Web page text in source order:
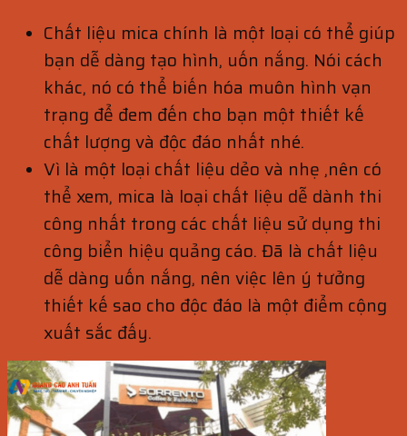
Chất liệu mica chính là một loại có thể giúp
bạn dễ dàng tạo hình, uốn nắng. Nói cách
khác, nó có thể biến hóa muôn hình vạn
trạng để đem đến cho bạn một thiết kế
chất lượng và độc đáo nhất nhé.
Vì là một loại chất liệu dẻo và nhẹ ,nên có
thể xem, mica là loại chất liệu dễ dành thi
công nhất trong các chất liệu sử dụng thi
công biển hiệu quảng cáo. Đã là chất liệu
dễ dàng uốn nắng, nên việc lên ý tưởng
thiết kế sao cho độc đáo là một điểm cộng
xuất sắc đấy.